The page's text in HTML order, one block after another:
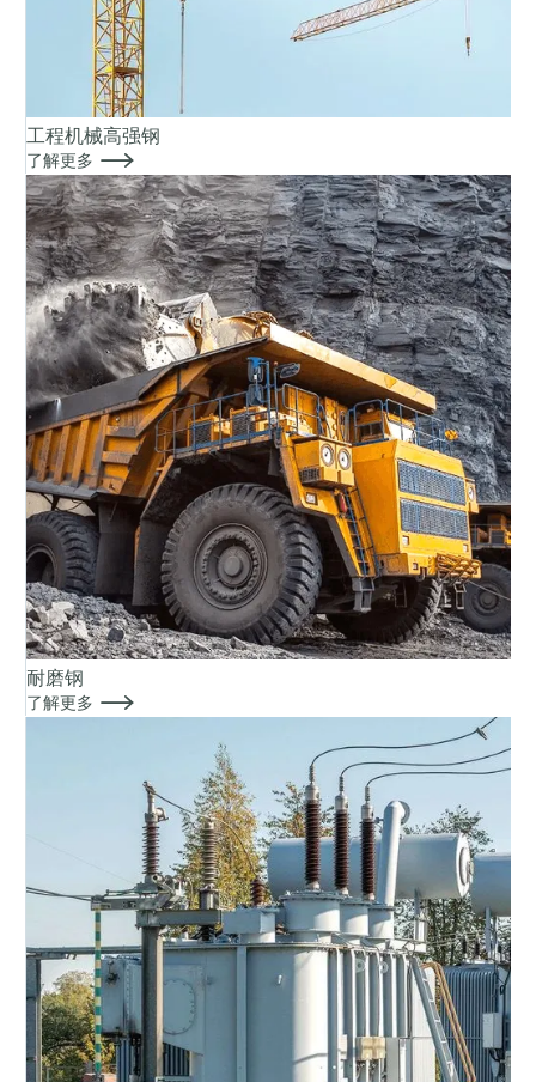
工程机械高强钢
了解更多 
耐磨钢
了解更多 